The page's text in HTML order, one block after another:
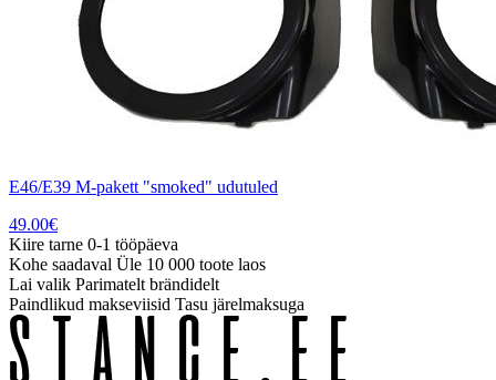
E46/E39 M-pakett "smoked" udutuled
49.00€
Kiire tarne 0-1 tööpäeva
Kohe saadaval Üle 10 000 toote laos
Lai valik Parimatelt brändidelt
Paindlikud makseviisid Tasu järelmaksuga